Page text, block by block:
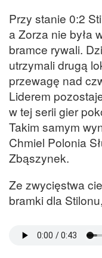
Przy stanie 0:2
a Zorza nie była
bramce rywali.
utrzymali drugą
przewagę nad
Liderem
w tej serii gier
Takim samym
Chmiel Polonia
Zbąszynek.
Ze zwycięstwa
bramki dla